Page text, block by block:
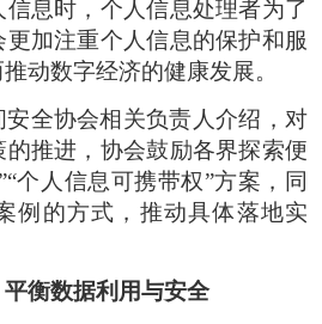
息时，个人信息处理者为了
加注重个人信息的保护和服
动数字经济的健康发展。
全协会相关负责人介绍，对
推进，协会鼓励各界探索便
个人信息可携带权”方案，同
例的方式，推动具体落地实
衡数据利用与安全